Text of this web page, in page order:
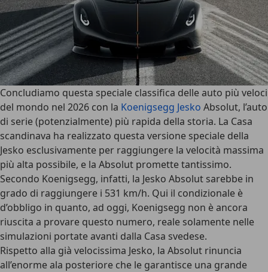
Concludiamo questa speciale classifica delle auto più veloci
del mondo nel 2026 con la Koenigsegg Jesko Absolut, l’auto
di serie (potenzialmente) più rapida della storia. La Casa
scandinava ha realizzato questa versione speciale della
Jesko esclusivamente per raggiungere la velocità massima
più alta possibile, e la Absolut promette tantissimo.
Secondo Koenigsegg, infatti, la Jesko Absolut sarebbe in
grado di raggiungere i 531 km/h. Qui il condizionale è
d’obbligo in quanto, ad oggi, Koenigsegg non è ancora
riuscita a provare questo numero, reale solamente nelle
simulazioni portate avanti dalla Casa svedese.
Rispetto alla già velocissima Jesko, la Absolut rinuncia
all’enorme ala posteriore che le garantisce una grande